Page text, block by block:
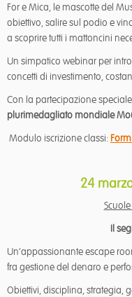
For e Mica, le mascotte del
obiettivo, salire sul podio e
a scoprire tutti i mattoncini
Un simpatico webinar per
concetti di investimento,
Con la partecipazione
plurimedagliato mondiale
Modulo iscrizione classi:
24
Il
Un’appassionante escape
fra gestione del denaro e
Obiettivi, disciplina, strategia,